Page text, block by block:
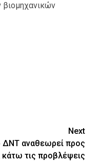
βιομηχανικών
Next
ΔΝΤ αναθεωρεί προς
κάτω τις προβλέψεις